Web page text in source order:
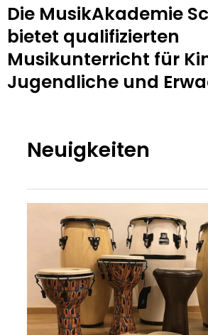
Die MusikAkademie
bietet qualifizierten
Musikunterricht für
Jugendliche und
Neuigkeiten